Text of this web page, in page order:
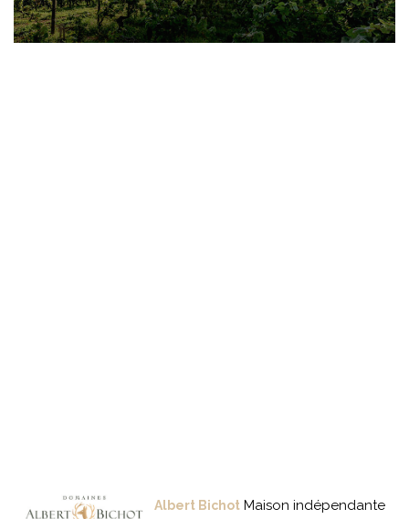
Albert Bichot Maison indépendante